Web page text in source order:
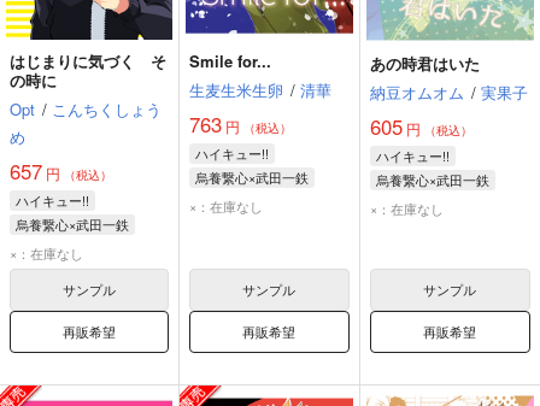
はじまりに気づく そ
の時に
Opt / こんちくしょう
め
657 円 （税込）
ハイキュー!!
烏養繋心×武田一鉄
烏養繋心
×：在庫なし
サンプル
再販希望
Smile for...
生麦生米生卵 / 清華
763 円 （税込）
ハイキュー!!
烏養繋心×武田一鉄
烏養繋心
×：在庫なし
サンプル
再販希望
あの時君はいた
納豆オムオム / 実果子
605円 （税込）
ハイキュー!!
烏養繋心×武田一鉄
烏養繋心
×：在庫なし
サンプル
再販希望